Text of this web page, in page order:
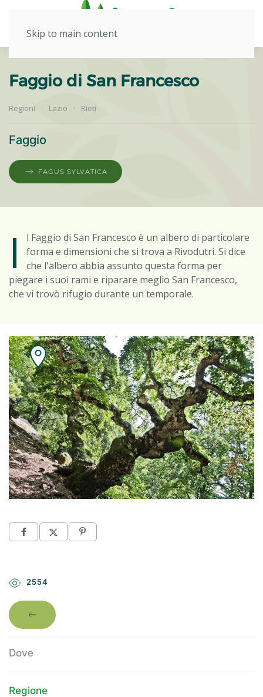
Skip to main content
Faggio di San Francesco
Regioni Lazio Rieti
Faggio
FAGUS SYLVATICA
I
l Faggio di San Francesco è un albero di particolare
forma e dimensioni che si trova a Rivodutri. Si dice
che l'albero abbia assunto questa forma per
piegare i suoi rami e riparare meglio San Francesco,
che vi trovò rifugio durante un temporale.
2554
Dove
Regione